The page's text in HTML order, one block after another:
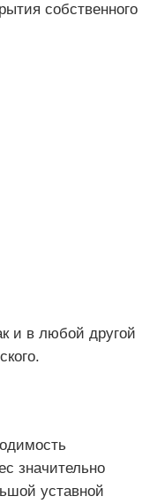
собственного
и в любой другой
значительно
уставной